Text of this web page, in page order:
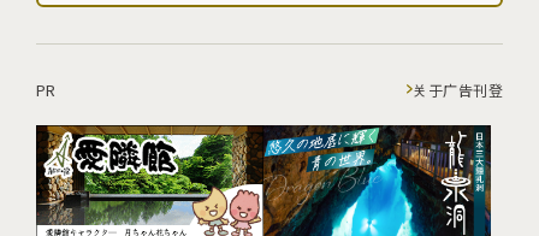
PR 关于广告刊登